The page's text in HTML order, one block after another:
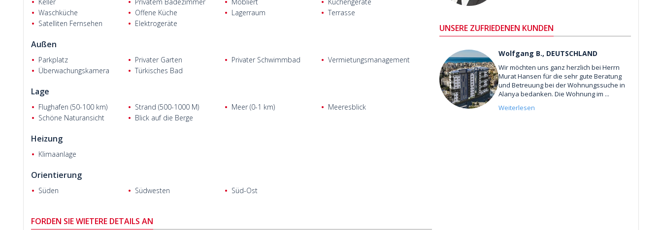
Waschküche
Offene Küche Lagerraum
Terrasse
Satelliten Fernsehen
Elektrogeräte
Außen
Parkplatz Privater Garten Privater Schwimmbad
Vermietungsmanagement
Überwachungskamera
Türkisches Bad
Lage
Flughafen (50-100 km) Strand (500-1000 M) Meer (0-1 km)
Meeresblick
Schöne Naturansicht
Blick auf die Berge
Heizung
Klimaanlage
Orientierung
Süden Südwesten Süd-Ost
UNSERE ZUFRIEDENEN KUNDEN
Wolfgang B., DEUTSCHLAND
Wir möchten uns ganz herzlich bei Herrn
Murat Hansen für die sehr gute Beratung
und Betreuung bei der Wohnungssuche in
Alanya bedanken. Die Wohnung im ...
Weiterlesen
FORDEN SIE WIETERE DETAILS AN